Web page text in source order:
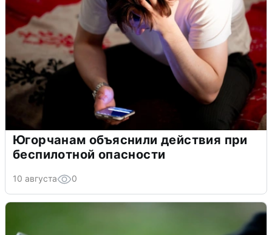
Югорчанам объяснили действия при
беспилотной опасности
10 августа 0